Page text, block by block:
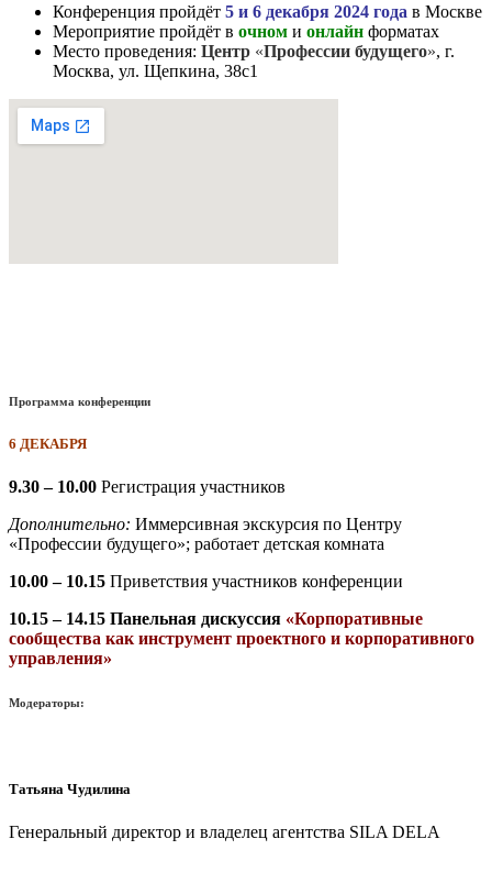
Конференция пройдёт 5 и 6 декабря 2024 года в Москве
Мероприятие пройдёт в очном и онлайн форматах
Место проведения: Центр «Профессии будущего», г.
Москва, ул. Щепкина, 38с1
Программа конференции
6 ДЕКАБРЯ
9.30 – 10.00 Регистрация участников
Дополнительно: Иммерсивная экскурсия по Центру
«Профессии будущего»; работает детская комната
10.00 – 10.15 Приветствия участников конференции
10.15 – 14.15 Панельная дискуссия «Корпоративные
сообщества как инструмент проектного и корпоративного
управления»
Модераторы:
Татьяна Чудилина
Генеральный директор и владелец агентства SILA DELA